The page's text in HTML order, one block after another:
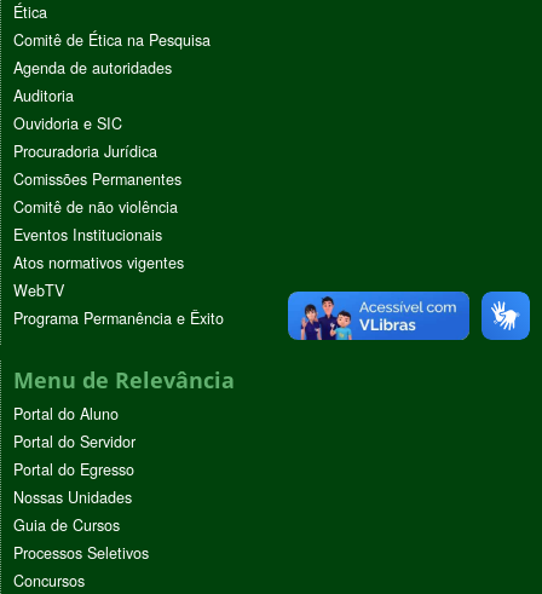
Ética
Comitê de Ética na Pesquisa
Agenda de autoridades
Auditoria
Ouvidoria e SIC
Procuradoria Jurídica
Comissões Permanentes
Comitê de não violência
Eventos Institucionais
Atos normativos vigentes
WebTV
Programa Permanência e Êxito
Menu de Relevância
Portal do Aluno
Portal do Servidor
Portal do Egresso
Nossas Unidades
Guia de Cursos
Processos Seletivos
Concursos